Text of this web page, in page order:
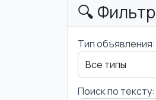
🔍
Тип объявления:
Поиск по тексту: